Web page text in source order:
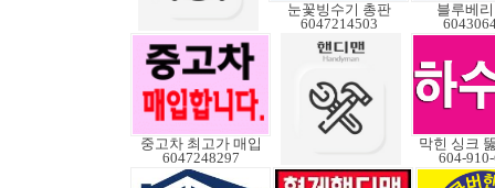
눈꽃빙수기 총판
6047214503
블루베
중고차 최고가 매입
6047248297
막힌 싱크
604-